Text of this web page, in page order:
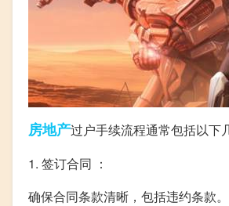
房地产过户手续流程通常包括以下
1. 签订合同 ：
确保合同条款清晰，包括违约条款。